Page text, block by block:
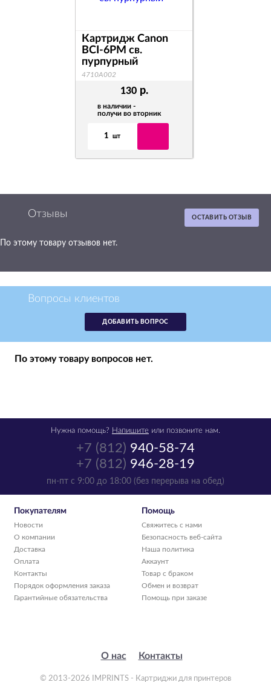
130 р.
в наличии -
получи во вторник
1 шт
Картридж Canon
BCI-6PM св.
пурпурный
4710A002
320 р.
в наличии -
1 шт
BCI-5PC св. голубой
р.
Картридж Canon
BCI-6BK черный
ОСТАВИТЬ ОТЗЫВ
Отзывы
По этому товару отзывов нет.
ДОБАВИТЬ ВОПРОС
Вопросы клиентов
По этому товару вопросов нет.
+7 (812) 940-58-74
+7 (812) 946-28-19
пн-пт с 9:00 до 18:00 (без перерыва на обед)
Нужна помощь? Напишите или позвоните нам.
Покупателям
Новости
О компании
Доставка
Оплата
Контакты
Порядок оформления заказа
Гарантийные обязательства
Помощь
Свяжитесь с нами
Безопасность веб-сайта
Наша политика
Аккаунт
Товар с браком
Обмен и возврат
Помощь при заказе
О нас Контакты
© 2013-2026 IMPRINTS - Картриджи для принтеров